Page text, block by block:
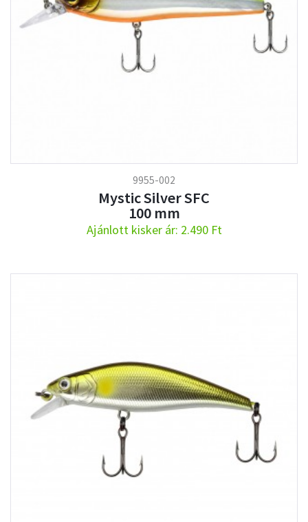
9955-002
Mystic Silver SFC
100 mm
Ajánlott kisker ár: 2.490 Ft